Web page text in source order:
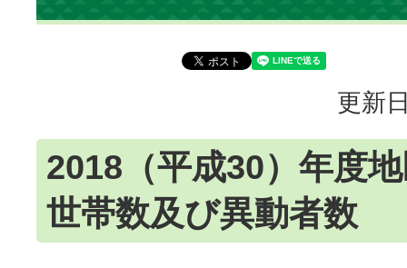
更新
2018（平成30）年度
世帯数及び異動者数